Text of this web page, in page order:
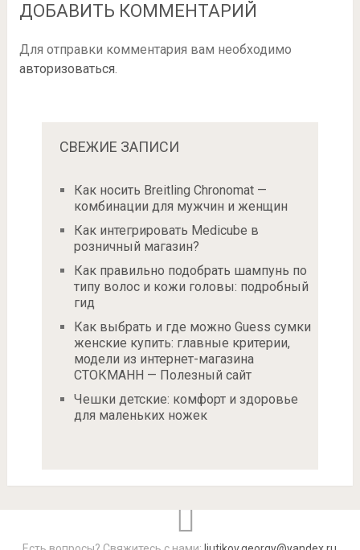
ДОБАВИТЬ КОММЕНТАРИЙ
Для отправки комментария вам необходимо
авторизоваться.
СВЕЖИЕ ЗАПИСИ
Как носить Breitling Chronomat —
комбинации для мужчин и женщин
Как интегрировать Medicube в
розничный магазин?
Как правильно подобрать шампунь по
типу волос и кожи головы: подробный
гид
Как выбрать и где можно Guess сумки
женские купить: главные критерии,
модели из интернет-магазина
СТОКМАНН — Полезный сайт
Чешки детские: комфорт и здоровье
для маленьких ножек